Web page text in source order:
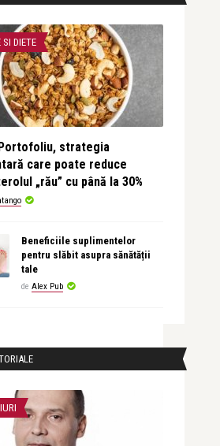
SI DIETE
strategia
care poate reduce
„rău” cu până la 30%
Beneficiile suplimentelor
pentru slăbit asupra sănătății
tale
de Alex Pub